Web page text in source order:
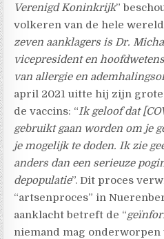
Verenigd Koninkrijk”
volkeren van de hele
zeven aanklagers is Dr.
vicepresident en
van allergie en
april 2021 uitte hij zijn
de vaccins: “Ik geloof dat
gebruikt gaan worden om je
je mogelijk te doden. Ik zie
anders dan een serieuze
depopulatie”. Dit proces
“artsenproces” in
aanklacht betreft de “
niemand mag onderworpen